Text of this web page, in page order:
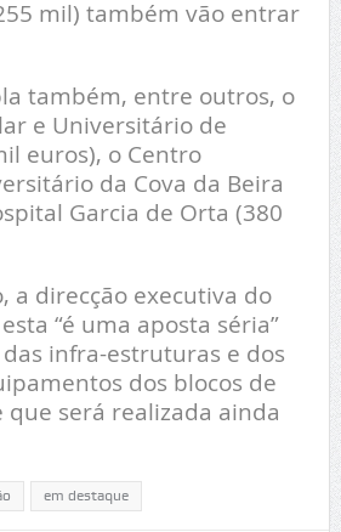
mil) também vão entrar
também, entre outros, o
e Universitário de
euros), o Centro
da Cova da Beira
Garcia de Orta (380
a direcção executiva do
“é uma aposta séria”
infra-estruturas e dos
dos blocos de
será realizada ainda
em destaque